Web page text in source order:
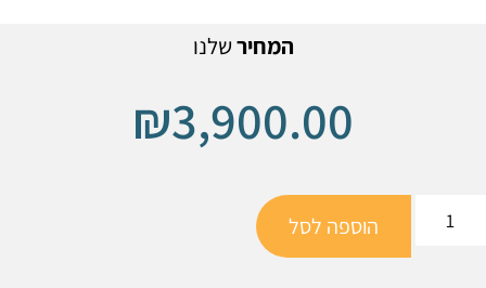
המחירשלנו
₪3,900.00
הוספה לסל